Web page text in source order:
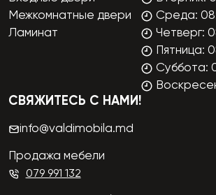
Межкомнатные двери
Ламинат
Среда:
Четверг:
Пятница:
Суббота:
СВЯЖИТЕСЬ С НАМИ!
info@valdimobila.md
Продажа мебели
079 991 132